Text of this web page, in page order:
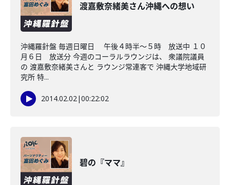
渡嘉敷奈緒美さん沖縄への想い
沖縄羅針盤 毎週日曜日 午後４時半～５時 放送中 １０
月６日 放送分 今週のコーラルラウンジは、 衆議院議員
の 渡嘉敷奈緒美さんと ラウンジ常連客で 沖縄大学地域研
究所 特...
2014.02.02|00:22:02
碧の『ママ』